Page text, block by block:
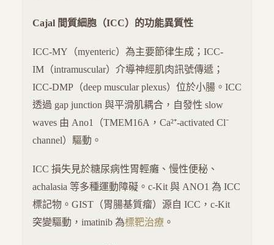
Cajal 間質細胞（ICC）的功能異質性
ICC-MY（myenteric）為主要節律生成；ICC-
IM（intramuscular）介導神經肌肉訊號傳遞；
ICC-DMP（deep muscular plexus）位於小腸。ICC
透過 gap junction 與平滑肌耦合，自發性 slow
waves 由 Ano1（TMEM16A，Ca²⁺-activated Cl⁻
channel）驅動。
ICC 損失見於糖尿病性胃輕癱、慢性便秘、
achalasia 等多種運動障礙。c-Kit 與 ANO1 為 ICC
標記物。GIST（胃腸基質瘤）源自 ICC，c-Kit
突變驅動，imatinib 為標靶治療 。